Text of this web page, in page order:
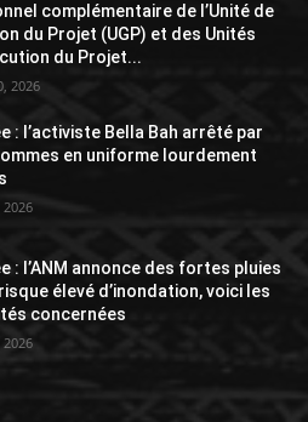
complémentaire de l’Unité de
du Projet (UGP) et des Unités
du Projet...
2026
: l’activiste Bella Bah arrêté par
en uniforme lourdement
: l’ANM annonce des fortes pluies
élevé d’inondation, voici les
concernées